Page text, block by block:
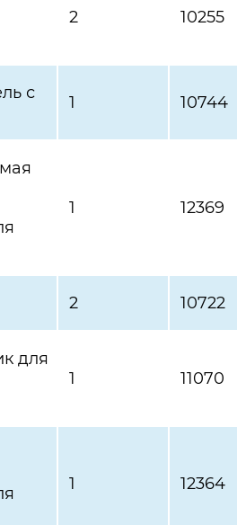
2 10255
с
1 10744
1 12369
2 10722
для
1 11070
1 12364